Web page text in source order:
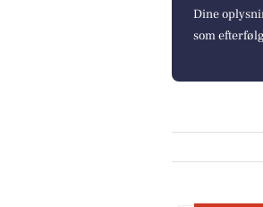
Dine
som